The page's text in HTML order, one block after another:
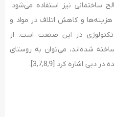
ساختمانی نیز استفاده می‌شود.
و کاهش اتلاف در مواد و
تکنولوژی در این صنعت است. از
ساختمان‌هایی که با این شیوه ساخته شده‌اند، می‌‎توان به روستای
دبی اشاره کرد [3,7,8,9].